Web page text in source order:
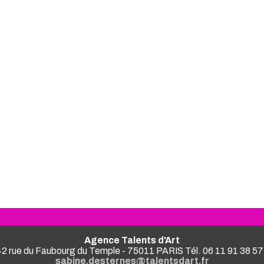
Agence Talents d'Art
rue du Faubourg du Temple - 75011 PARIS Tél. 06 11 91 38 57
sabine.desternes@talentsdart.fr